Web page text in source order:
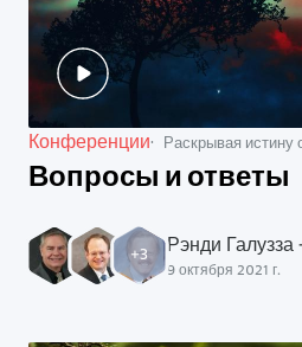
Конференции Раскрывая истину
Вопросы и ответы
+3 Рэнди Галузза
9 октября 2021 г.